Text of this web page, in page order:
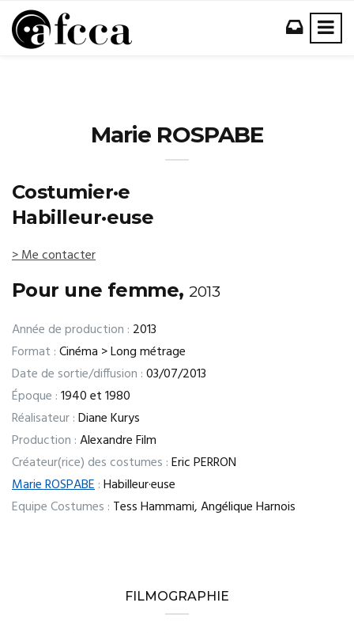
Marie ROSPABE
Costumier·e
Habilleur·euse
> Me contacter
Pour une femme,2013
Année de production : 2013
Format :Cinéma > Long métrage
Date de sortie/diffusion :03/07/2013
Époque :1940 et 1980
Réalisateur :Diane Kurys
Production :Alexandre Film
Créateur(rice) des costumes :Eric PERRON
Marie ROSPABE:Habilleur·euse
Equipe Costumes : Tess Hammami, Angélique Harnois
FILMOGRAPHIE